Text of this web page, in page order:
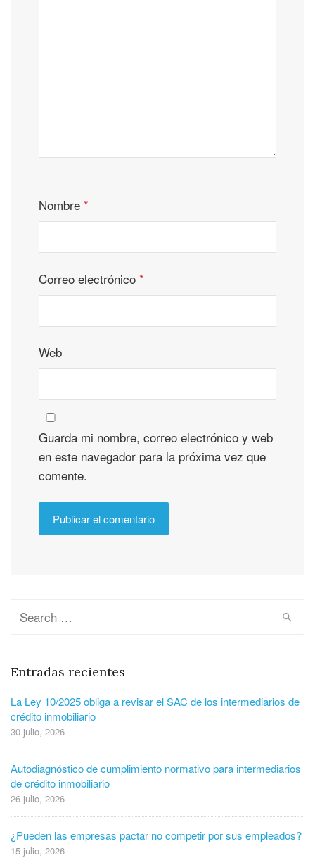
Nombre *
Correo electrónico *
Web
Guarda mi nombre, correo electrónico y web
en este navegador para la próxima vez que
comente.
Entradas recientes
La Ley 10/2025 obliga a revisar el SAC de los intermediarios de
crédito inmobiliario
30 julio, 2026
Autodiagnóstico de cumplimiento normativo para intermediarios
de crédito inmobiliario
26 julio, 2026
¿Pueden las empresas pactar no competir por sus empleados?
15 julio, 2026